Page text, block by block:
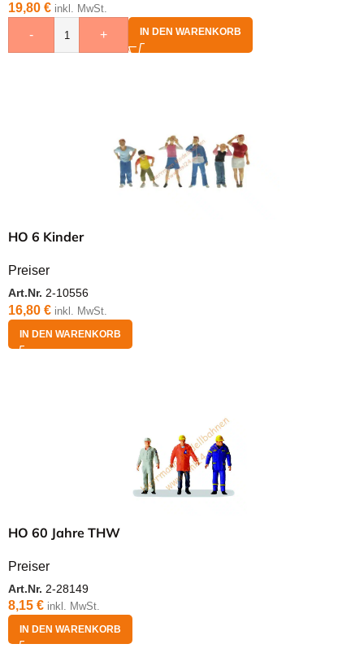
19,80 € inkl. MwSt.
- + IN DEN WARENKORB
HO 6 Kinder
Preiser
Art.Nr. 2-10556
16,80 € inkl. MwSt.
IN DEN WARENKORB
HO 60 Jahre THW
Preiser
Art.Nr. 2-28149
8,15 € inkl. MwSt.
IN DEN WARENKORB